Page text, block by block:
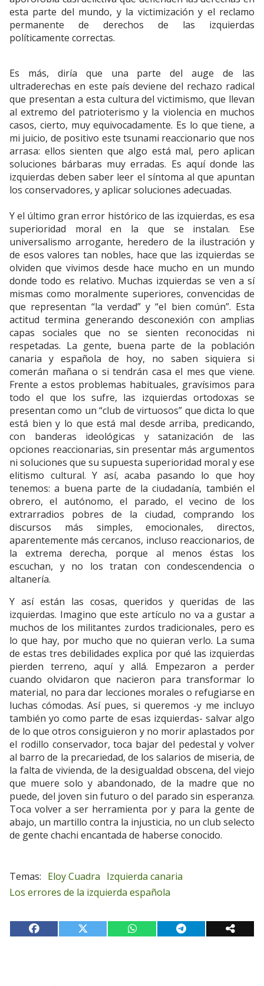
esta parte del mundo, y la victimización y el reclamo
permanente de derechos de las izquierdas
políticamente correctas.
Es más, diría que una parte del auge de las
ultraderechas en este país deviene del rechazo radical
que presentan a esta cultura del victimismo, que llevan
al extremo del patrioterismo y la violencia en muchos
casos, cierto, muy equivocadamente. Es lo que tiene, a
mi juicio, de positivo este tsunami reaccionario que nos
arrasa: ellos sienten que algo está mal, pero aplican
soluciones bárbaras muy erradas. Es aquí donde las
izquierdas deben saber leer el síntoma al que apuntan
los conservadores, y aplicar soluciones adecuadas.
Y el último gran error histórico de las izquierdas, es esa
superioridad moral en la que se instalan. Ese
universalismo arrogante, heredero de la ilustración y
de esos valores tan nobles, hace que las izquierdas se
olviden que vivimos desde hace mucho en un mundo
donde todo es relativo. Muchas izquierdas se ven a sí
mismas como moralmente superiores, convencidas de
que representan “la verdad” y “el bien común”. Esta
actitud termina generando desconexión con amplias
capas sociales que no se sienten reconocidas ni
respetadas. La gente, buena parte de la población
canaria y española de hoy, no saben siquiera si
comerán mañana o si tendrán casa el mes que viene.
Frente a estos problemas habituales, gravísimos para
todo el que los sufre, las izquierdas ortodoxas se
presentan como un “club de virtuosos” que dicta lo que
está bien y lo que está mal desde arriba, predicando,
con banderas ideológicas y satanización de las
opciones reaccionarias, sin presentar más argumentos
ni soluciones que su supuesta superioridad moral y ese
elitismo cultural. Y así, acaba pasando lo que hoy
tenemos: a buena parte de la ciudadanía, también el
obrero, el autónomo, el parado, el vecino de los
extrarradios pobres de la ciudad, comprando los
discursos más simples, emocionales, directos,
aparentemente más cercanos, incluso reaccionarios, de
la extrema derecha, porque al menos éstas los
escuchan, y no los tratan con condescendencia o
altanería.
Y así están las cosas, queridos y queridas de las
izquierdas. Imagino que este artículo no va a gustar a
muchos de los militantes zurdos tradicionales, pero es
lo que hay, por mucho que no quieran verlo. La suma
de estas tres debilidades explica por qué las izquierdas
pierden terreno, aquí y allá. Empezaron a perder
cuando olvidaron que nacieron para transformar lo
material, no para dar lecciones morales o refugiarse en
luchas cómodas. Así pues, si queremos -y me incluyo
también yo como parte de esas izquierdas- salvar algo
de lo que otros consiguieron y no morir aplastados por
el rodillo conservador, toca bajar del pedestal y volver
al barro de la precariedad, de los salarios de miseria, de
la falta de vivienda, de la desigualdad obscena, del viejo
que muere solo y abandonado, de la madre que no
puede, del joven sin futuro o del parado sin esperanza.
Toca volver a ser herramienta por y para la gente de
abajo, un martillo contra la injusticia, no un club selecto
de gente chachi encantada de haberse conocido.
Eloy Cuadra Izquierda canaria
Los errores de la izquierda española